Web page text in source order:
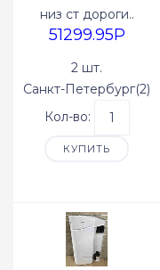
низ ст дороги..
51299.95P
2 шт.
Санкт-Петербург(2)
Кол-во:
КУПИТЬ